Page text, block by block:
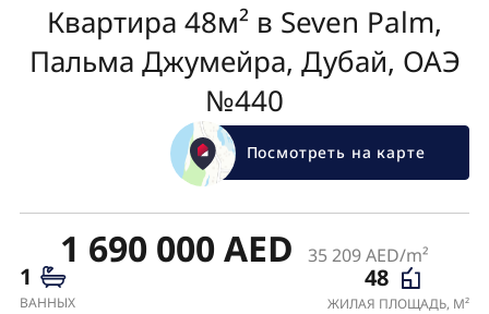
Квартира 48м² в Seven Palm,
Пальма Джумейра, Дубай, ОАЭ
№440
Посмотреть на карте
1 690 000 AED 35 209 AED/m²
1
ВАННЫХ
48
ЖИЛАЯ ПЛОЩАДЬ, М²